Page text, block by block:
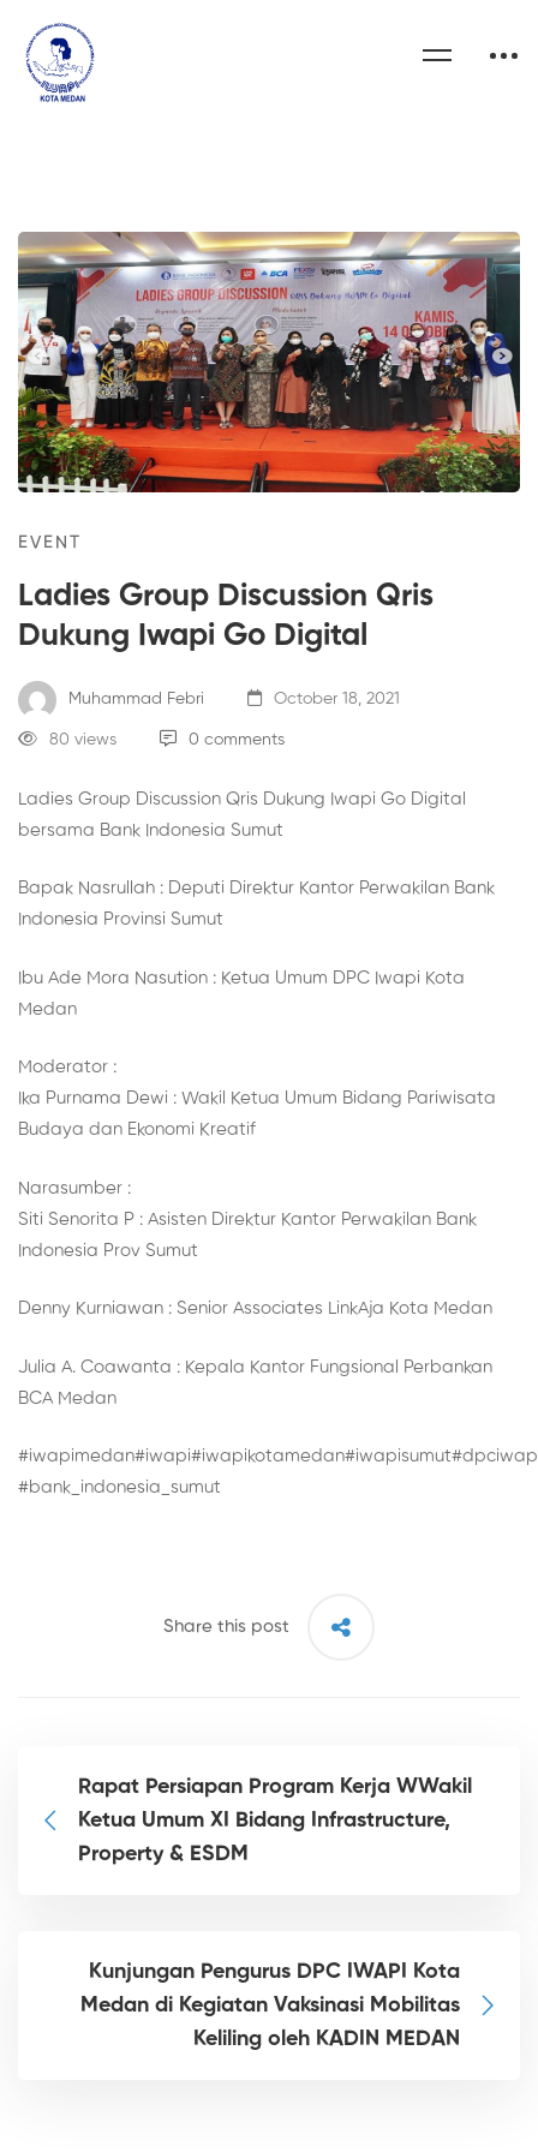
EVENT
Ladies Group Discussion Qris
Dukung Iwapi Go Digital
Muhammad Febri October 18, 2021
80 views 0 comments
Ladies Group Discussion Qris Dukung Iwapi Go Digital
bersama Bank Indonesia Sumut
Bapak Nasrullah : Deputi Direktur Kantor Perwakilan Bank
Indonesia Provinsi Sumut
Ibu Ade Mora Nasution : Ketua Umum DPC Iwapi Kota
Medan
Moderator :
Ika Purnama Dewi : Wakil Ketua Umum Bidang Pariwisata
Budaya dan Ekonomi Kreatif
Narasumber :
Siti Senorita P : Asisten Direktur Kantor Perwakilan Bank
Indonesia Prov Sumut
Denny Kurniawan : Senior Associates LinkAja Kota Medan
Julia A. Coawanta : Kepala Kantor Fungsional Perbankan
BCA Medan
#iwapimedan#iwapi#iwapikotamedan#iwapisumut
#bank_indonesia_sumut
Share this post
Rapat Persiapan Program Kerja WWakil
Ketua Umum XI Bidang Infrastructure,
Property & ESDM
Kunjungan Pengurus DPC IWAPI Kota
Medan di Kegiatan Vaksinasi Mobilitas
Keliling oleh KADIN MEDAN